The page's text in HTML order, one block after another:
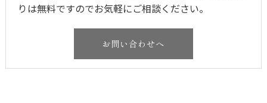
りは無料ですのでお気軽にご相談ください。
お問い合わせへ